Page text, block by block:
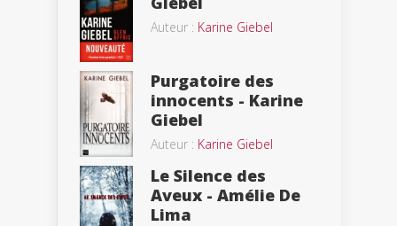
Auteur : Karine Giebel
Purgatoire des
innocents - Karine
Giebel
Auteur : Karine Giebel
Le Silence des
Aveux - Amélie De
Lima